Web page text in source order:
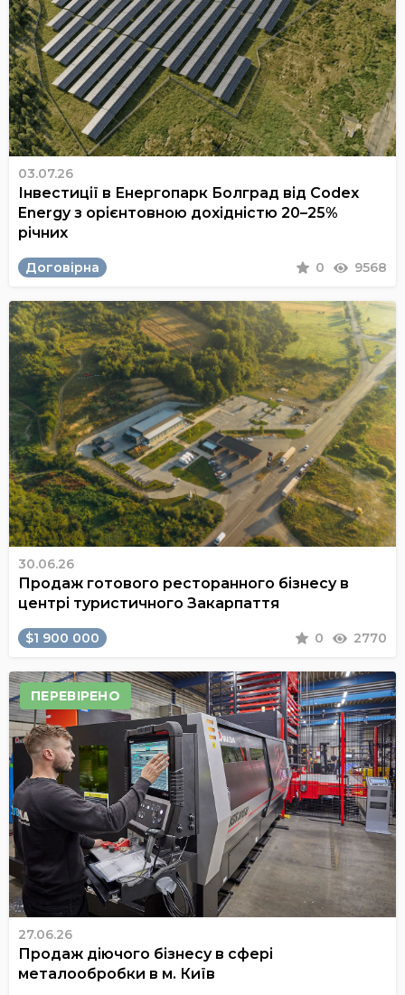
03.07.26
Інвестиції в Енергопарк Болград від Codex
Energy з орієнтовною дохідністю 20–25%
річних
Договірна 0 9568
30.06.26
Продаж готового ресторанного бізнесу в
центрі туристичного Закарпаття
$1 900 000 0 2770
ПЕРЕВІРЕНО
27.06.26
Продаж діючого бізнесу в сфері
металообробки в м. Київ